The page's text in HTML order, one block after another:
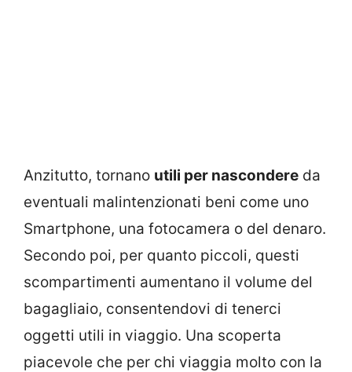
Anzitutto, tornano utili per nascondere da
eventuali malintenzionati beni come uno
Smartphone, una fotocamera o del denaro.
Secondo poi, per quanto piccoli, questi
scompartimenti aumentano il volume del
bagagliaio, consentendovi di tenerci
oggetti utili in viaggio. Una scoperta
piacevole che per chi viaggia molto con la